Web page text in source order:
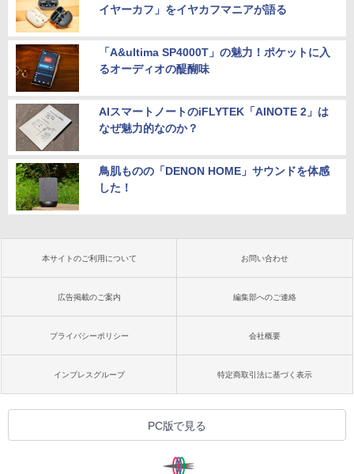
イヤーカフ」をイヤカフマニアが語る
「A&ultima SP4000T」の魅力！ポケットに入
るオーディオの醍醐味
AIスマートノートのiFLYTEK「AINOTE 2」は
なぜ魅力的なのか？
鳥肌ものの「DENON HOME」サウンドを体感
した！
本サイトのご利用について お問い合わせ
広告掲載のご案内 編集部へのご連絡
プライバシーポリシー 会社概要
インプレスグループ 特定商取引法に基づく表示
PC版で見る